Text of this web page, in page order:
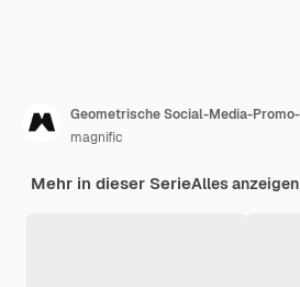
magnific
Mehr in dieser SerieAlles anzeigen